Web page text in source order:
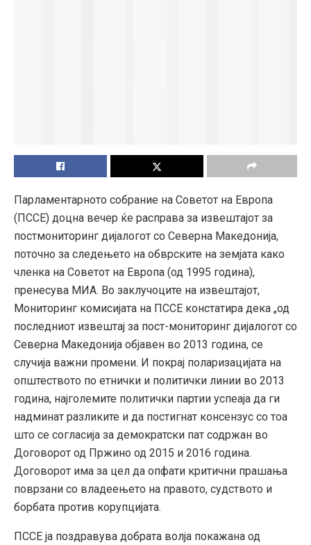
Парламентарното собрание на Советот на Европа
(ПССЕ) доцна вечер ќе расправа за извештајот за
постмониторинг дијалогот со Северна Македонија,
поточно за следењето на обврските на земјата како
членка на Советот на Европа (од 1995 година),
пренесува МИА. Во заклучоците на извештајот,
Мониторинг комисијата на ПССЕ констатира дека „од
последниот извештај за пост-мониторинг дијалогот со
Северна Македонија објавен во 2013 година, се
случија важни промени. И покрај поларизацијата на
општеството по етнички и политички линии во 2013
година, најголемите политички партии успеаја да ги
надминат разликите и да постигнат консензус со тоа
што се согласија за демократски пат содржан во
Договорот од Пржино од 2015 и 2016 година.
Договорот има за цел да опфати критични прашања
поврзани со владеењето на правото, судството и
борбата против корупцијата.
ПССЕ ја поздравува добрата волја покажана од